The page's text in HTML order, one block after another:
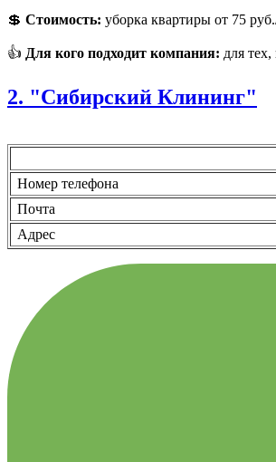
💲 Стоимость: уборка квартиры от 75
👍 Для кого подходит компания: для
2. "Сибирский Клининг"
Номер телефона
Почта
Адрес